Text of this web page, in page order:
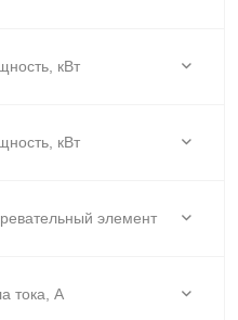
кВт
кВт
элемент
тока, А